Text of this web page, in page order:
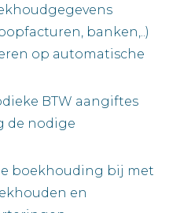
banken,..)
op automatische
BTW aangiftes
de nodige
boekhouding bij met
en